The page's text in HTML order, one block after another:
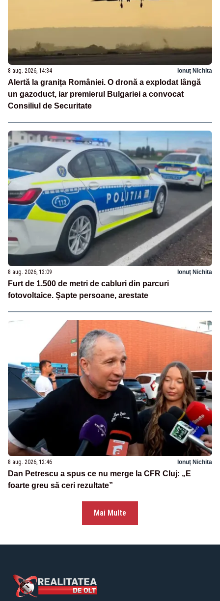
8 aug. 2026, 14:34 Ionuț Nichita
Alertă la granița României. O dronă a explodat lângă
un gazoduct, iar premierul Bulgariei a convocat
Consiliul de Securitate
8 aug. 2026, 13:09 Ionuț Nichita
Furt de 1.500 de metri de cabluri din parcuri
fotovoltaice. Șapte persoane, arestate
8 aug. 2026, 12:46 Ionuț Nichita
Dan Petrescu a spus ce nu merge la CFR Cluj: „E
foarte greu să ceri rezultate”
Mai Multe